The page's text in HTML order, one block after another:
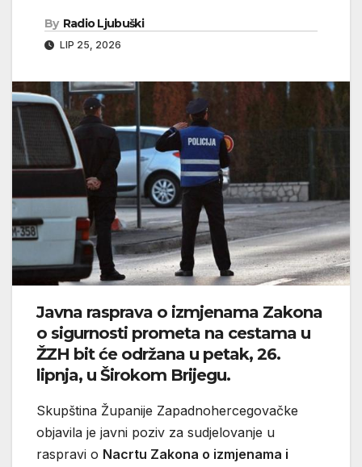
By Radio Ljubuški
LIP 25, 2026
Javna rasprava o izmjenama Zakona
o sigurnosti prometa na cestama u
ŽZH bit će održana u petak, 26.
lipnja, u Širokom Brijegu.
Skupština Županije Zapadnohercegovačke
objavila je javni poziv za sudjelovanje u
raspravi o Nacrtu Zakona o izmjenama i